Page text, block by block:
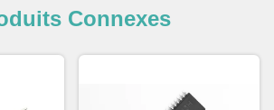
Connexes